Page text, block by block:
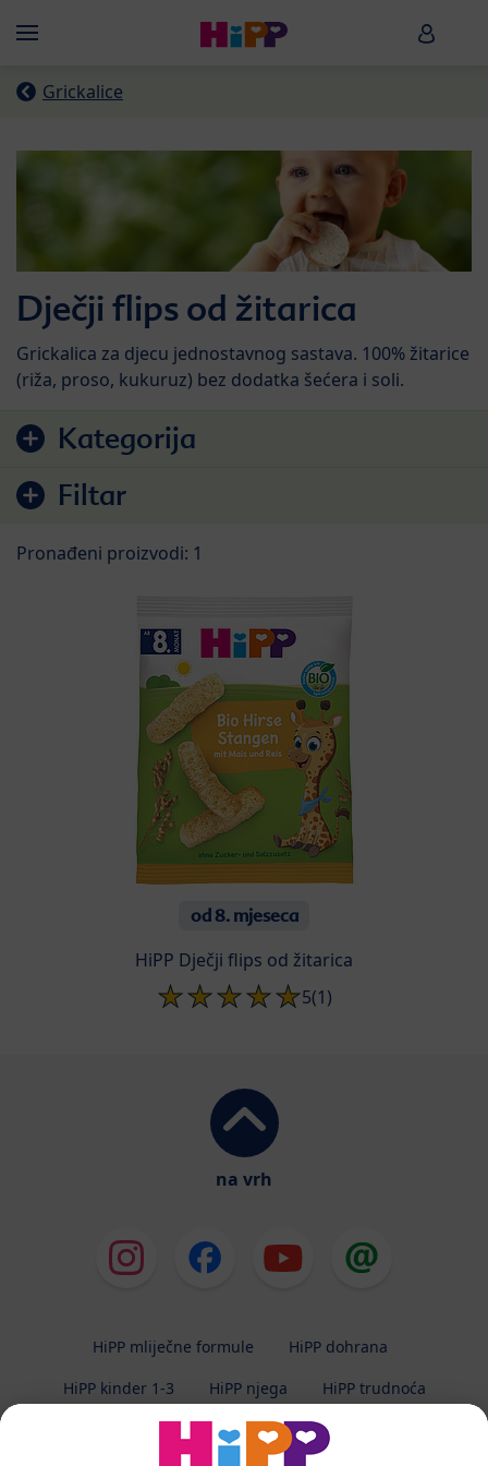
Menü HiPP
Grickalice
Preskoči na popis proizvoda
Kategorija
Filtar
Dječji flips od žitarica
Grickalica za djecu jednostavnog sastava. 100% žitarice
(riža, proso, kukuruz) bez dodatka šećera i soli.
Pronađeni proizvodi: 1
od 8. mjeseca
HiPP Dječji flips od žitarica
5(1)
na vrh
HiPP mliječne formule
HiPP dohrana
HiPP kinder 1-3
HiPP njega HiPP trudnoća
Zaštita privatnosti Uvjeti korištenja